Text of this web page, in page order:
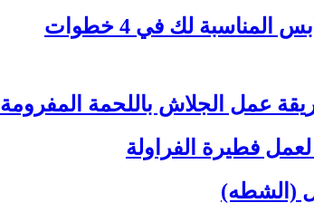
المناسبة لك في 4 خطوات
عمل الجلاش باللحمة المفرومة
فطيرة الفراولة
(الشطه)